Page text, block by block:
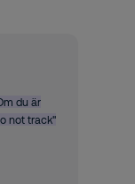
du är
not track"